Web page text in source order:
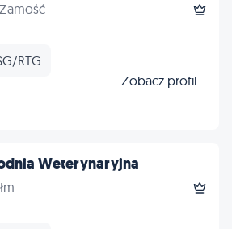
RTG
Zobacz profil
Weterynaryjna